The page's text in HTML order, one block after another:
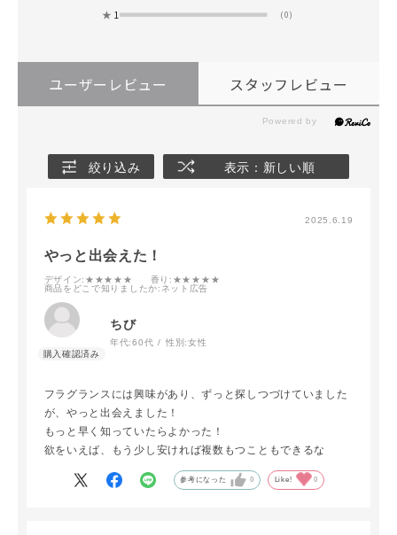
★ 1 (0)
ユーザーレビュー スタッフレビュー
絞り込み 表示：新しい順
2025.6.19
やっと出会えた！
デザイン:★★★★★ 香り :★★★★★
商品をどこで知りましたか:ネット広告
ちび
年代:60代 性別:女性
フラグランスには興味があり、ずっと探しつづけていました
が、やっと出会えました！
もっと早く知っていたらよかった！
欲をいえば、もう少し安ければ複数もつこともできるな
参考になった 0 Like! 0